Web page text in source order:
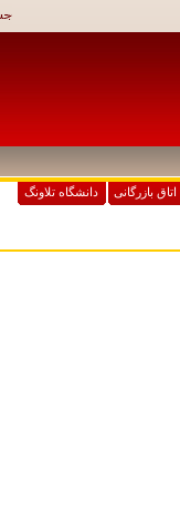
بازرگانی دانشگاه تلاونگ